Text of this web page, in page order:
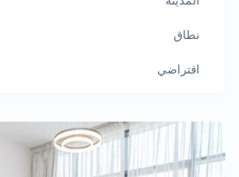
نطاق
افتراضي